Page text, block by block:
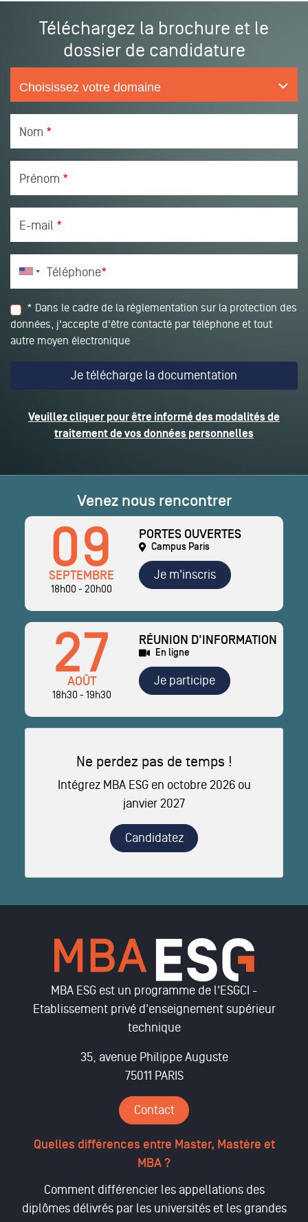
Téléchargez la brochure et le
dossier de candidature
Nom *
Prénom *
E-mail *
Téléphone*
* Dans le cadre de la réglementation sur la protection des
données, j'accepte d'être contacté par téléphone et tout
autre moyen électronique
Veuillez cliquer pour être informé des modalités de
traitement de vos données personnelles
Venez nous rencontrer
09
SEPTEMBRE
18h00 - 20h00
PORTES OUVERTES
Campus Paris
Je m'inscris
27
AOÛT
18h30 - 19h30
RÉUNION D'INFORMATION
En ligne
Je participe
Ne perdez pas de temps !
Intégrez MBA ESG en octobre 2026 ou
janvier 2027
Candidatez
MBA ESG est un programme de l'ESGCI -
Etablissement privé d'enseignement supérieur
technique
35, avenue Philippe Auguste
75011 PARIS
Contact
Quelles différences entre Master, Mastère et
MBA ?
Comment différencier les appellations des
diplômes délivrés par les universités et les grandes